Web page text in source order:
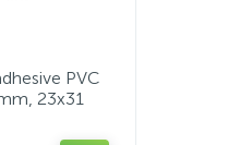
PVC
23x31